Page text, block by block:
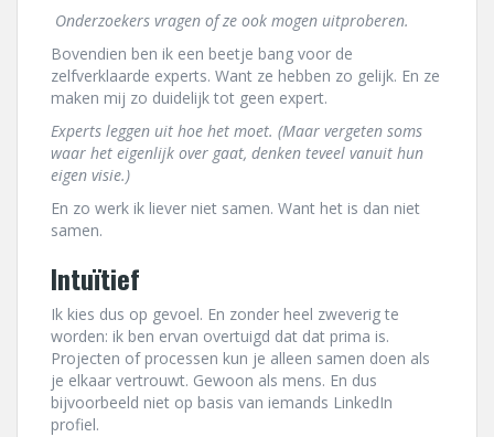
Onderzoekers vragen of ze ook mogen uitproberen.
Bovendien ben ik een beetje bang voor de
zelfverklaarde experts. Want ze hebben zo gelijk. En ze
maken mij zo duidelijk tot geen expert.
Experts leggen uit hoe het moet. (Maar vergeten soms
waar het eigenlijk over gaat, denken teveel vanuit hun
eigen visie.)
En zo werk ik liever niet samen. Want het is dan niet
samen.
Intuïtief
Ik kies dus op gevoel. En zonder heel zweverig te
worden: ik ben ervan overtuigd dat dat prima is.
Projecten of processen kun je alleen samen doen als
je elkaar vertrouwt. Gewoon als mens. En dus
bijvoorbeeld niet op basis van iemands LinkedIn
profiel.